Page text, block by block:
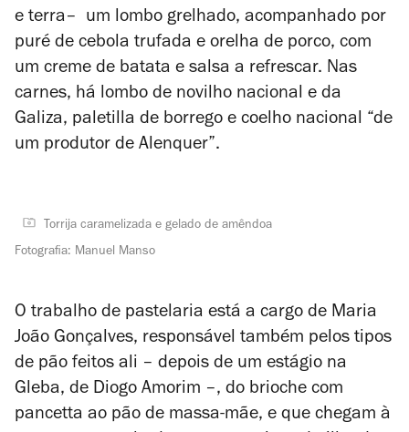
e terra–
um lombo grelhado, acompanhado por
puré de cebola trufada e orelha de porco, com
um creme de batata e salsa a refrescar. Nas
carnes, há lombo de novilho nacional e da
Galiza, paletilla de borrego e coelho nacional “de
um produtor de Alenquer”.
Torrija caramelizada e gelado de amêndoa
Fotografia: Manuel Manso
O trabalho de pastelaria está a cargo de Maria
João Gonçalves, responsável também pelos tipos
de pão feitos ali – depois de um estágio na
Gleba, de Diogo Amorim –, do brioche com
pancetta ao pão de massa-mãe, e que chegam à